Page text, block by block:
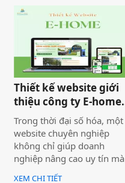
du lịch và thuê xe
Thiết kế website giới
thiệu công ty E-home
Bình Thuận
Trong thời đại số hóa, một
website chuyên nghiệp
không chỉ giúp doanh
nghiệp nâng cao uy tín mà
còn là công cụ tiếp cận
XEM CHI TIẾT